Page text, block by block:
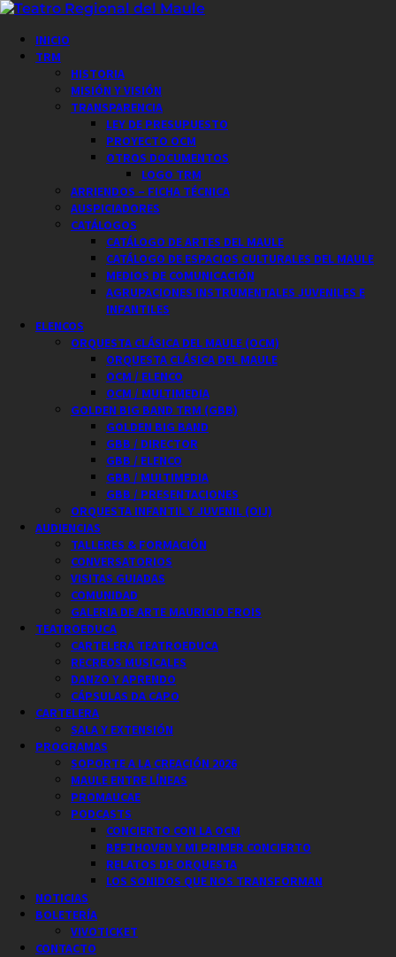
Saltar
contenido
Menú
principal
INICIO
TRM
HISTORIA
MISIÓN Y VISIÓN
TRANSPARENCIA
LEY DE PRESUPUESTO
PROYECTO OCM
OTROS DOCUMENTOS
LOGO TRM
ARRIENDOS – FICHA TÉCNICA
AUSPICIADORES
CATÁLOGOS
CATÁLOGO DE ARTES DEL MAULE
CATÁLOGO DE ESPACIOS CULTURALES DEL MAULE
MEDIOS DE COMUNICACIÓN
AGRUPACIONES INSTRUMENTALES JUVENILES E
INFANTILES
ELENCOS
ORQUESTA CLÁSICA DEL MAULE (OCM)
ORQUESTA CLÁSICA DEL MAULE
OCM / ELENCO
OCM / MULTIMEDIA
GOLDEN BIG BAND TRM (GBB)
GOLDEN BIG BAND
GBB / DIRECTOR
GBB / ELENCO
GBB / MULTIMEDIA
GBB / PRESENTACIONES
ORQUESTA INFANTIL Y JUVENIL (OIJ)
AUDIENCIAS
TALLERES & FORMACIÓN
CONVERSATORIOS
VISITAS GUIADAS
COMUNIDAD
GALERIA DE ARTE MAURICIO FROIS
TEATROEDUCA
CARTELERA TEATROEDUCA
RECREOS MUSICALES
DANZO Y APRENDO
CÁPSULAS DA CAPO
CARTELERA
SALA Y EXTENSIÓN
PROGRAMAS
SOPORTE A LA CREACIÓN 2026
MAULE ENTRE LÍNEAS
PROMAUCAE
PODCASTS
CONCIERTO CON LA OCM
BEETHOVEN Y MI PRIMER CONCIERTO
RELATOS DE ORQUESTA
LOS SONIDOS QUE NOS TRANSFORMAN
NOTICIAS
BOLETERÍA
VIVOTICKET
CONTACTO